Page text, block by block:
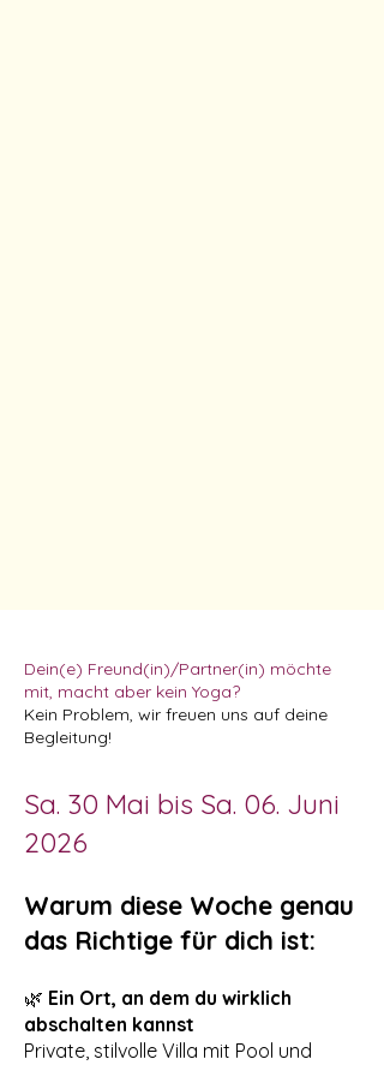
Dein(e) Freund(in)/Partner(in) möchte
mit, macht aber kein Yoga?
Kein Problem, wir freuen uns auf deine
Begleitung!
Sa. 30 Mai bis Sa. 06. Juni
2026
Warum diese Woche genau
das Richtige für dich ist:
🌿 Ein Ort, an dem du wirklich
abschalten kannst
Private, stilvolle Villa mit Pool und